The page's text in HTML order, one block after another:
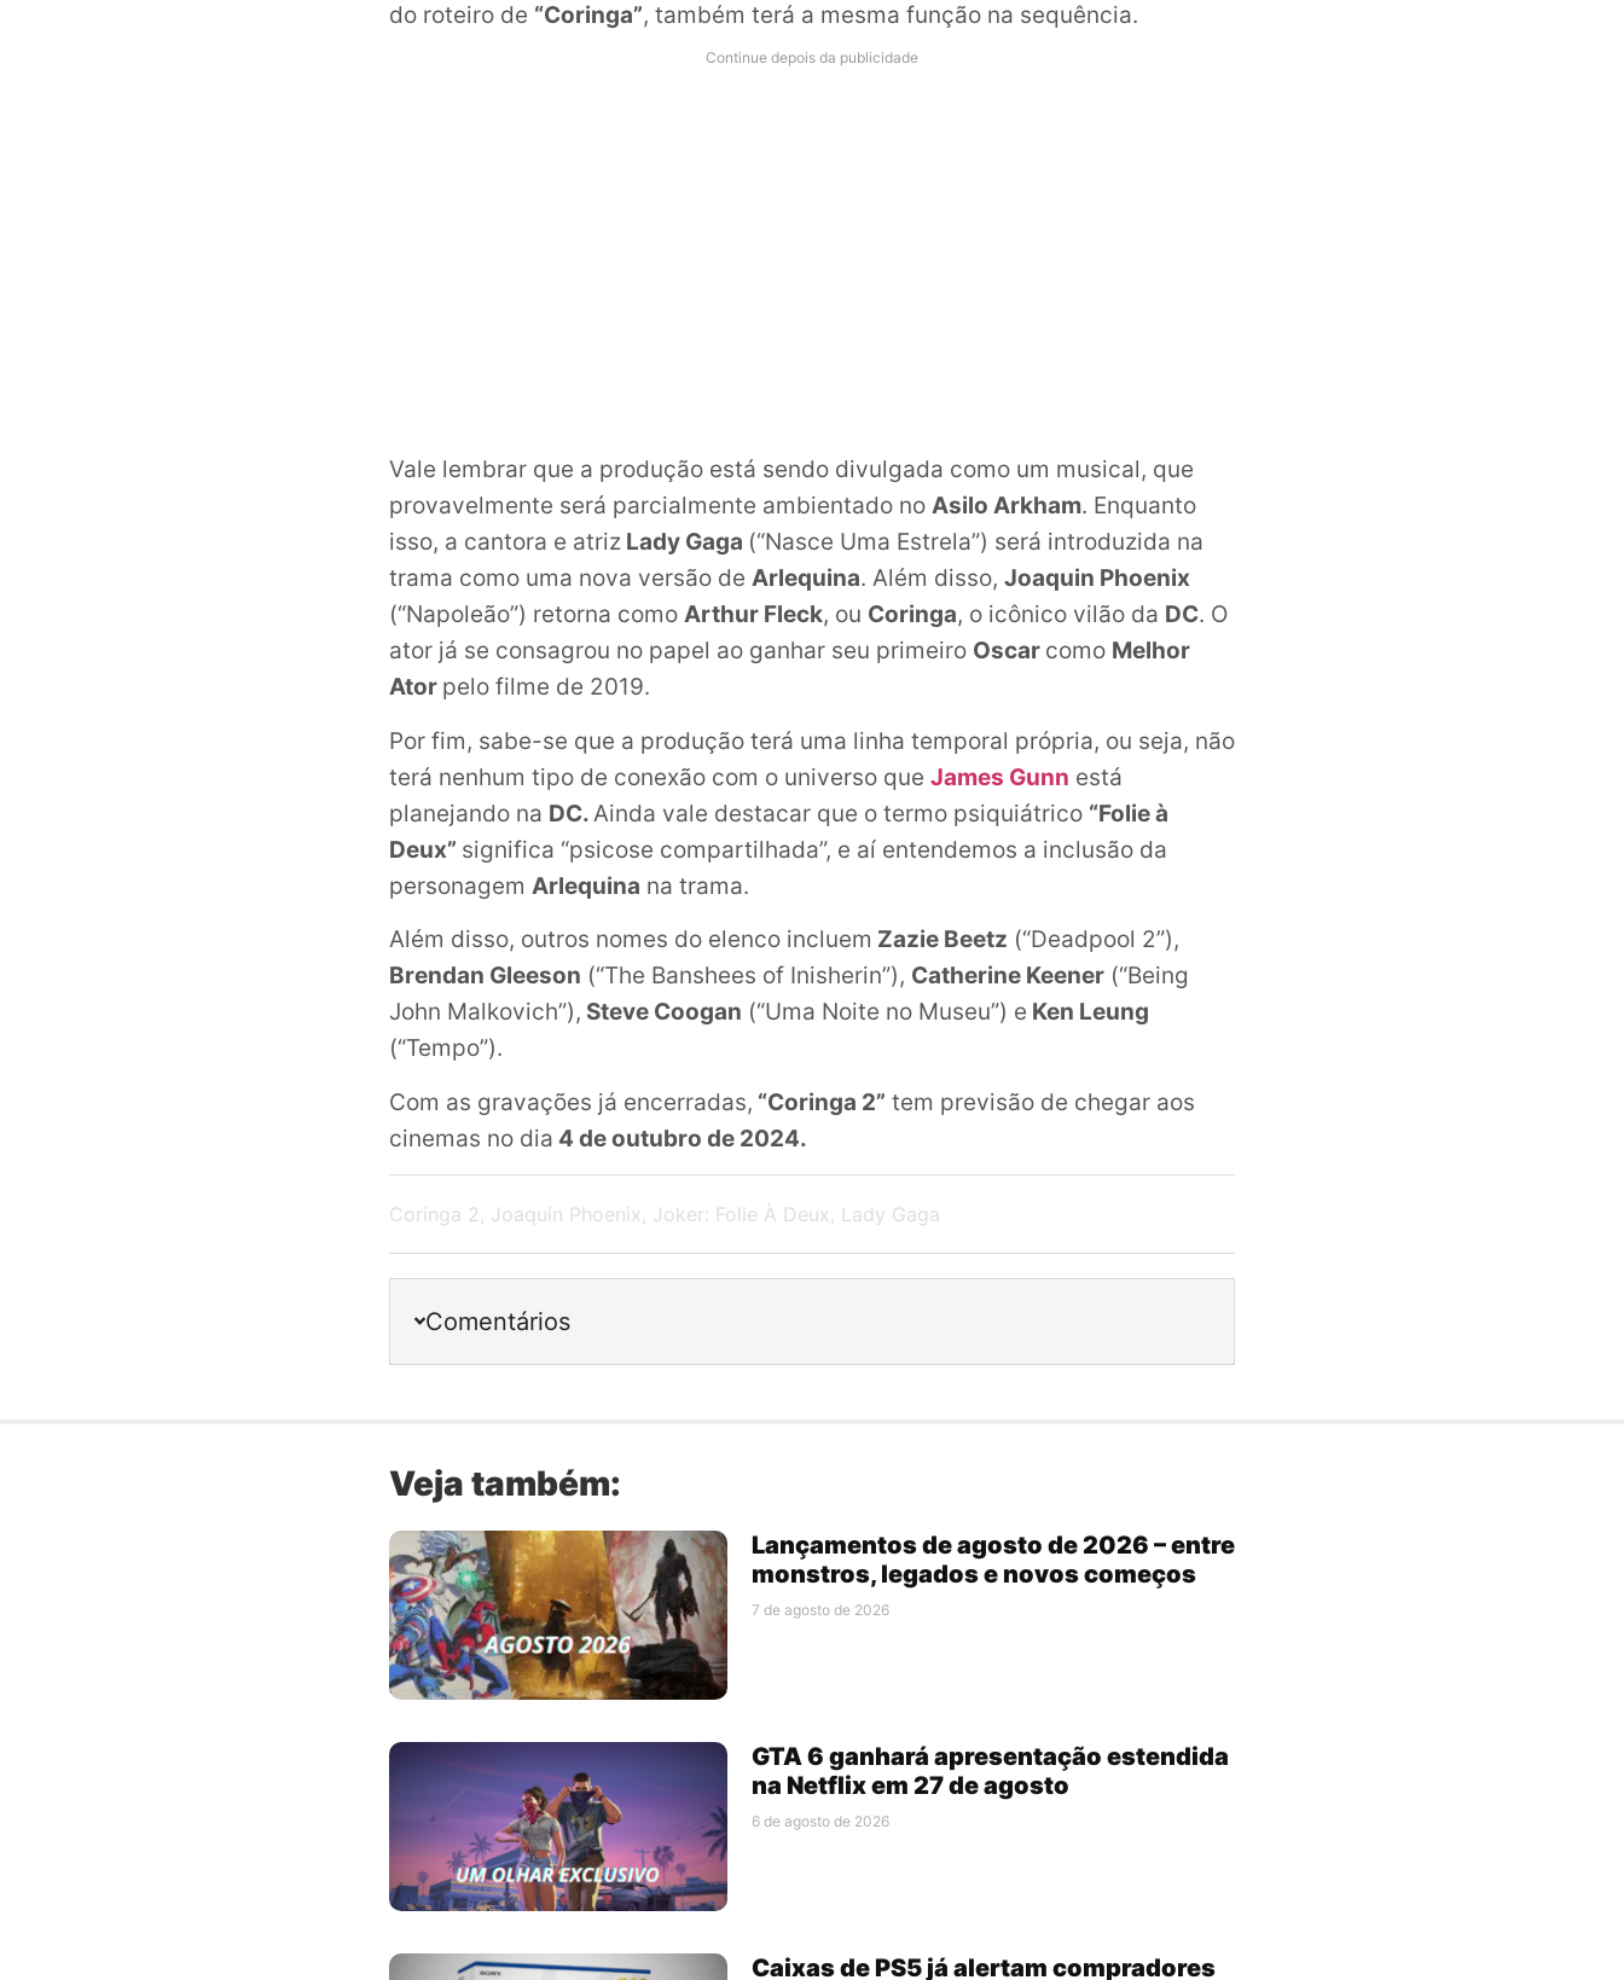
do roteiro de “Coringa”, também terá a mesma função na sequência.
Continue depois da publicidade
Vale lembrar que a produção está sendo divulgada como um musical, que
provavelmente será parcialmente ambientado no Asilo Arkham. Enquanto
isso, a cantora e atriz Lady Gaga (“Nasce Uma Estrela”) será introduzida na
trama como uma nova versão de Arlequina. Além disso, Joaquin Phoenix
(“Napoleão”) retorna como Arthur Fleck, ou Coringa, o icônico vilão da DC. O
ator já se consagrou no papel ao ganhar seu primeiro Oscar como Melhor
Ator pelo filme de 2019.
Por fim, sabe-se que a produção terá uma linha temporal própria, ou seja, não
terá nenhum tipo de conexão com o universo que James Gunn está
planejando na DC.Ainda vale destacar que o termo psiquiátrico “Folie à
Deux” significa “psicose compartilhada”, e aí entendemos a inclusão da
personagem Arlequina na trama.
Além disso, outros nomes do elenco incluem Zazie Beetz (“Deadpool 2”),
Brendan Gleeson (“The Banshees of Inisherin”), Catherine Keener (“Being
John Malkovich”), Steve Coogan (“Uma Noite no Museu”) e Ken Leung
(“Tempo”).
Com as gravações já encerradas, “Coringa 2” tem previsão de chegar aos
cinemas no dia 4 de outubro de 2024.
Coringa 2 Joaquin Phoenix Joker: Folie À Deux Lady Gaga
Comentários
Veja também:
Lançamentos de agosto de 2026 – entre
monstros, legados e novos começos
7 de agosto de 2026
GTA 6 ganhará apresentação estendida
na Netflix em 27 de agosto
6 de agosto de 2026
Caixas de PS5 já alertam compradores